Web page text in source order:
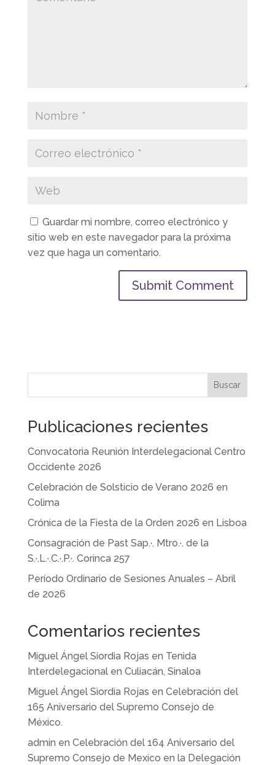
Guardar mi nombre, correo electrónico y
sitio web en este navegador para la próxima
vez que haga un comentario.
Buscar
Publicaciones recientes
Convocatoria Reunión Interdelegacional Centro
Occidente 2026
Celebración de Solsticio de Verano 2026 en
Colima
Crónica de la Fiesta de la Orden 2026 en Lisboa
Consagración de Past Sap.·. Mtro.·. de la
S.·.L.·.C.·.P.·. Corinca 257
Período Ordinario de Sesiones Anuales – Abril
de 2026
Comentarios recientes
Miguel Ángel Siordia Rojas en Tenida
Interdelegacional en Culiacán, Sinaloa
Miguel Ángel Siordia Rojas en Celebración del
165 Aniversario del Supremo Consejo de
México.
admin en Celebración del 164 Aniversario del
Supremo Consejo de Mexico en la Delegación